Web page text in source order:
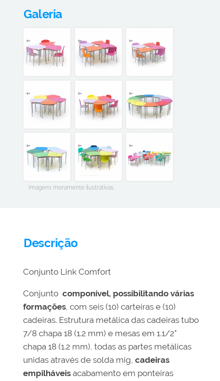
Galeria
Imagens meramente ilustrativas.
Descrição
Conjunto Link Comfort
Conjuntocomponível, possibilitando várias
formações, com seis (10) carteiras e (10)
cadeiras. Estrutura metálica das cadeiras tubo
7/8 chapa 18 (1.2 mm) e mesas em 1.1/2"
chapa 18 (1.2 mm), todas as partes metálicas
unidas através de solda mig,cadeiras
empilháveis acabamento em ponteiras